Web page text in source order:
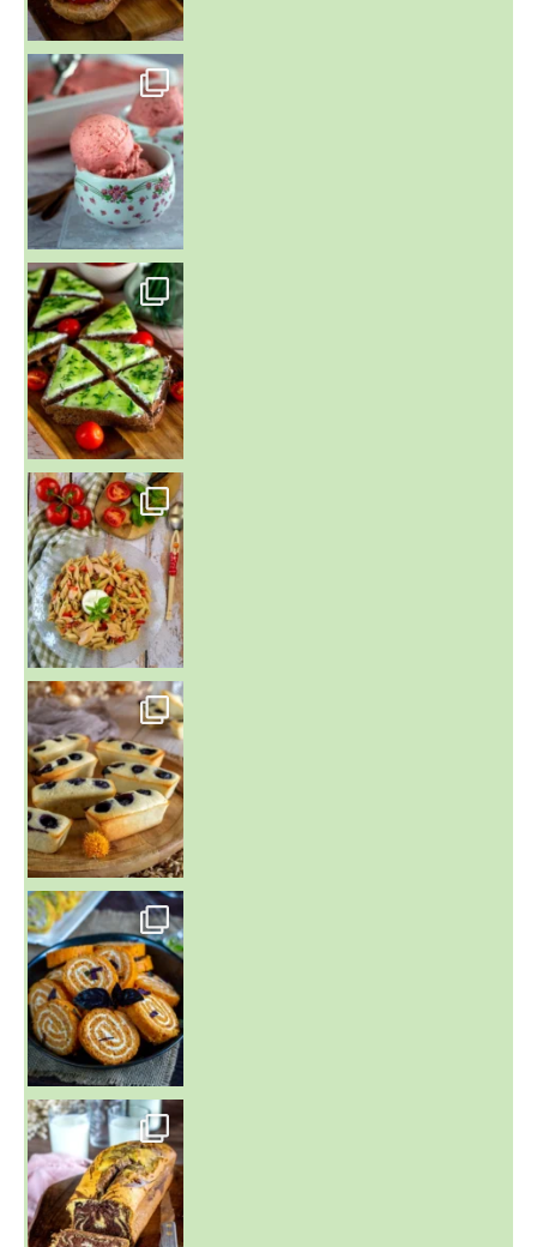
~ NICE CREAM À LA FRAISE ~
Presque un mois que
~ SALADE DE PÂTES AUX DEUX TOMATES THON ET BURRA
~ FINANCIERS MYRTILLES ET CITRON ~
Aujourd'hu